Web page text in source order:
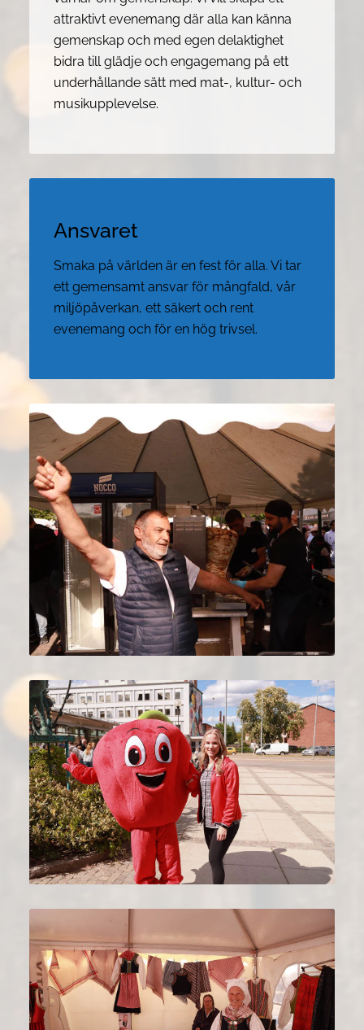
attraktivt evenemang där alla kan känna
gemenskap och med egen delaktighet
bidra till glädje och engagemang på ett
underhållande sätt med mat-, kultur- och
musikupplevelse.
Ansvaret
Smaka på världen är en fest för alla. Vi tar
ett gemensamt ansvar för mångfald, vår
miljöpåverkan, ett säkert och rent
evenemang och för en hög trivsel.